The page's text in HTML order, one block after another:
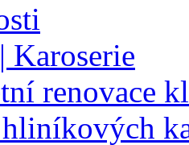
Karoserie
renovace